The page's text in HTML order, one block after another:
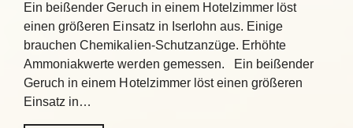
Ein beißender Geruch in einem Hotelzimmer löst
einen größeren Einsatz in Iserlohn aus. Einige
brauchen Chemikalien-Schutzanzüge. Erhöhte
Ammoniakwerte werden gemessen. Ein beißender
Geruch in einem Hotelzimmer löst einen größeren
Einsatz in…